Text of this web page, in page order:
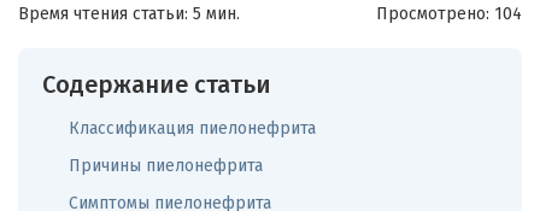
Время чтения статьи: 5 мин. Просмотрено: 104
Содержание статьи
Классификация пиелонефрита
Причины пиелонефрита
Симптомы пиелонефрита